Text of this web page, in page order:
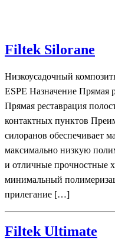
Filtek Silorane
Низкоусадочный
ESPE Назначение Прямая
Прямая реставрация
контактных пунктов
силоранов обеспечивает
максимально низкую
и отличные прочностные
минимальный
прилегание […]
Filtek Ultimate